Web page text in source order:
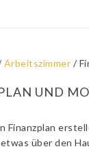
Arbeitszimmer /
UND
Finanzplan
über den